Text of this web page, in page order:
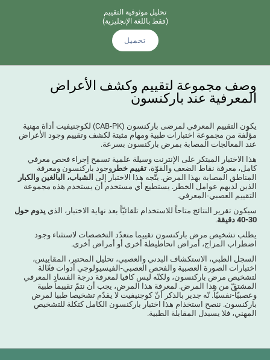
تحليل موثوقية التقييم
(فقط باللغة الإنجليزية)
تحميل
وصف مجموعة لتقييم وكشف الأعراض
المعرفية عند باركنسون
يكون التقييم المعرفي لمرضى باركنسون (CAB-PK) لكوجنيفيت أداة مهنية
مؤلّفة من مجموعة اختبارات طبية ومهام مثبتة لكشف وتقييم وجود الأعراض
عند المعالجات المصابة بمرض باركنسون بسرعة.
هذا الاختبار المبتكر على الإنترنت وسيلة علمية تسمح إجراء فحص معرفي
كامل، معرفة نقاط الضعف والقوّة،تقييم خطروجود باركنسون ومعرفة
المناطق المصابة بهذا المرض. يتّجه هذا الاختبار إلى الشباب، البالغين والكبار
الذين لديهم عوامل الخطر. يستطيع أي مستخدم أن يستخدم هذه مجموعة
التقييم العصبي-المعرفي.
سيكون تقرير النتائج متاحاً للاستخدام تلقائيّاً بعد نهاية الاختبار، الذي يدوم حول
30-40 دقيقة
.
يطلب تشخيص مرض باركنسون تقييما متعدّد التخصصات لاستثناء وجود
اضطراب المزاج، أمراض انحاطيطة أخرى أو أمراض أخرى.
السجل الطبي، الاستكشاف البدني والعصبي، تحليل المحتبر، المقاييس،
اختبارات الصورة العصبية والفحص العصبي-الفيسيولوجي أدوات فعّالة
لتشخيص مرض باركنسون، ولكنّه ليس كافيا لمعرفة درجة الفساد المعرفي
المشتقّ من هذا المرض. لمعرفة هذا المرض، يجب أن نتمّ تقييماً طبية
وعصبيّاً-نفسيّاً. نّه جدير بالذكر أنّ كوجنيفيت لا يقدّم تشخيصا طبيا لمرض
باركنسون. ننصح استخذام هذا اختبار باركنسون الكامل كتكلة للتشخيص
المهني، فلا يسبدل المقابلة الطبية.